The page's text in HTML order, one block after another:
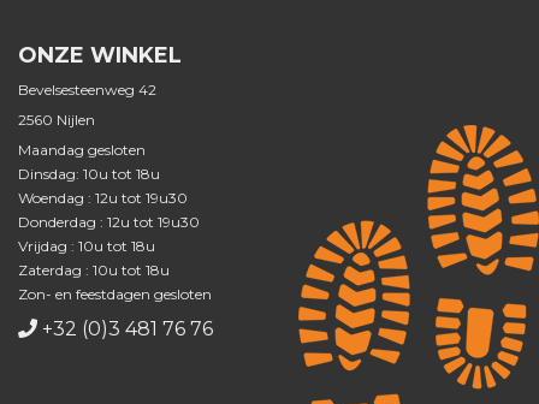
ONZE WINKEL
Bevelsesteenweg 42
2560 Nijlen
Maandag gesloten
Dinsdag: 10u tot 18u
Woendag : 12u tot 19u30
Donderdag : 12u tot 19u30
Vrijdag : 10u tot 18u
Zaterdag : 10u tot 18u
Zon- en feestdagen gesloten
+32 (0)3 481 76 76